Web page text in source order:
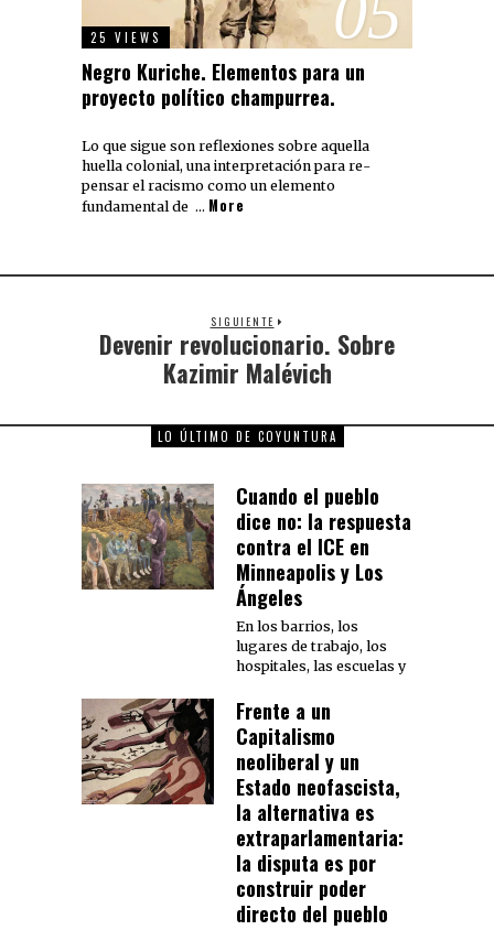
25 VIEWS
Negro Kuriche. Elementos para un
proyecto político champurrea.
Lo que sigue son reflexiones sobre aquella
huella colonial, una interpretación para re-
pensar el racismo como un elemento
fundamental de … More
SIGUIENTE
Devenir revolucionario. Sobre
Kazimir Malévich
LO ÚLTIMO DE COYUNTURA
Cuando el pueblo
dice no: la respuesta
contra el ICE en
Minneapolis y Los
Ángeles
En los barrios, los
lugares de trabajo, los
hospitales, las escuelas y
Frente a un
Capitalismo
neoliberal y un
Estado neofascista,
la alternativa es
extraparlamentaria:
la disputa es por
construir poder
directo del pueblo